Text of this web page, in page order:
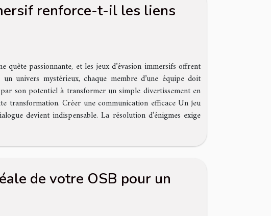
renforce-t-il les liens
passionnante, et les jeux d’évasion immersifs offrent
univers mystérieux, chaque membre d’une équipe doit
son potentiel à transformer un simple divertissement en
transformation. Créer une communication efficace Un jeu
devient indispensable. La résolution d’énigmes exige
de votre OSB pour un